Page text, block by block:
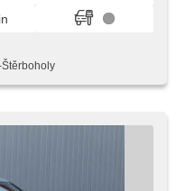
Štěrboholy